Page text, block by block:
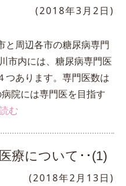
(2018年3月2日)
と周辺各市の糖尿病専門
市内には、糖尿病専門医
つあります。専門医数は
院には専門医を目指す
む
療について･･(1)
(2018年2月13日)